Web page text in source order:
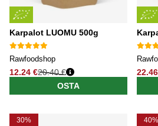
Karpalot LUOMU 500g
Rawfoodshop
12.24 €
Normaali hinta
20.40 €
OSTA
30% 40%